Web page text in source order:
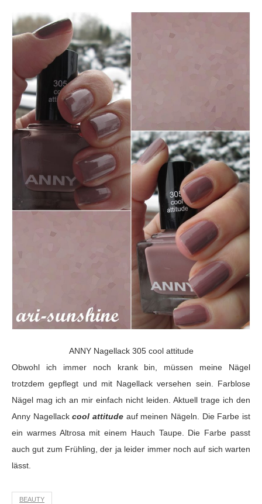
ANNY Nagellack 305 cool attitude
Obwohl ich immer noch krank bin, müssen meine Nägel
trotzdem gepflegt und mit Nagellack versehen sein. Farblose
Nägel mag ich an mir einfach nicht leiden. Aktuell trage ich den
Anny Nagellackcool attitude auf meinen Nägeln. Die Farbe ist
ein warmes Altrosa mit einem Hauch Taupe. Die Farbe passt
auch gut zum Frühling, der ja leider immer noch auf sich warten
lässt.
BEAUTY